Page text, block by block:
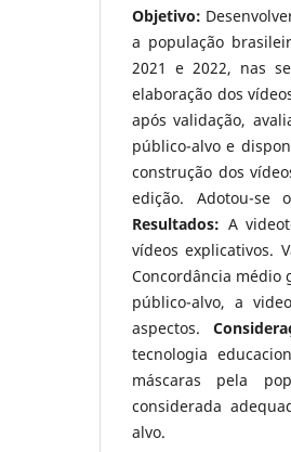
Objetivo:
a população
2021 e 2022, nas
elaboração dos
após validação,
público-alvo e
construção dos
edição. Adotou-se
Resultados: A
vídeos explicativos.
Concordância médio
público-alvo, a
aspectos.
tecnologia
máscaras pela
considerada
alvo.